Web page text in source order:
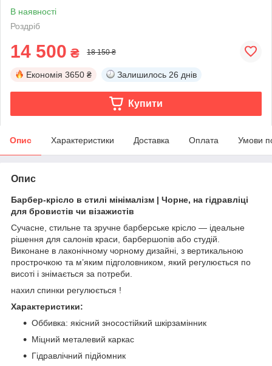
В наявності
Роздріб
14 500 ₴ 18 150 ₴
Економія 3650 ₴ Залишилось 26 днів
Купити
Опис Характеристики Доставка Оплата Умови
Опис
Барбер-крісло в стилі мінімалізм | Чорне, на гідравліці
для бровистів чи візажистів
Сучасне, стильне та зручне барберське крісло — ідеальне
рішення для салонів краси, барбершопів або студій.
Виконане в лаконічному чорному дизайні, з вертикальною
прострочкою та м’яким підголовником, який регулюється по
висоті і знімається за потреби.
нахил спинки регулюється !
Характеристики:
Оббивка: якісний зносостійкий шкірзамінник
Міцний металевий каркас
Гідравлічний підйомник